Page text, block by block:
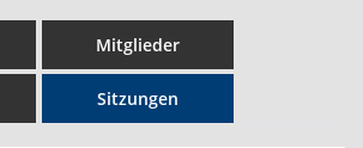
Mitglieder
Sitzungen